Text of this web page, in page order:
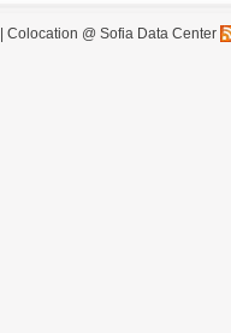
Colocation @ Sofia Data Center